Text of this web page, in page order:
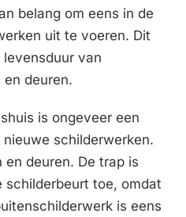
belang om eens in de
uit te voeren. Dit
van
deuren.
is ongeveer een
schilderwerken.
en deuren. De trap is
schilderbeurt toe, omdat
is eens